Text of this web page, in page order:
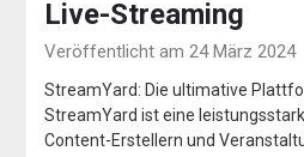
Live-Streaming
Veröffentlicht am 24 März 2024
StreamYard: Die ultimative
StreamYard ist eine
Content-Erstellern und